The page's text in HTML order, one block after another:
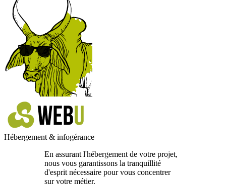
Hébergement & infogérance
En assurant l'hébergement de votre projet,
nous vous garantissons la tranquillité
d'esprit nécessaire pour vous concentrer
sur votre métier.